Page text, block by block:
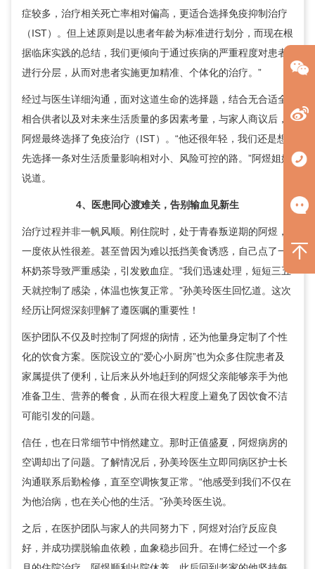
症较多，治疗相关死亡率相对偏高，更适合选择免疫抑制治疗
（IST）。但上述原则是以患者年龄为标准进行划分，而现在根
据临床实践的总结，我们更倾向于通过疾病的严重程度对患者
进行分层，从而对患者实施更加精准、个体化的治疗。”
经过与医生详细沟通，面对这道生命的选择题，结合无合适全
相合供者以及对未来生活质量的多因素考量，与家人商议后，
阿煜最终选择了免疫治疗（IST）。“他还很年轻，我们还是想
先选择一条对生活质量影响相对小、风险可控的路。”阿煜姐姐
说道。
4、医患同心渡难关，告别输血见新生
治疗过程并非一帆风顺。刚住院时，处于青春叛逆期的阿煜，
一度依从性很差。甚至曾因为难以抵挡美食诱惑，自己点了一
杯奶茶导致严重感染，引发败血症。“我们迅速处理，短短三五
天就控制了感染，体温也恢复正常。”孙美玲医生回忆道。这次
经历让阿煜深刻理解了遵医嘱的重要性！
医护团队不仅及时控制了阿煜的病情，还为他量身定制了个性
化的饮食方案。医院设立的“爱心小厨房”也为众多住院患者及
家属提供了便利，让后来从外地赶到的阿煜父亲能够亲手为他
准备卫生、营养的餐食，从而在很大程度上避免了因饮食不洁
可能引发的问题。
信任，也在日常细节中悄然建立。那时正值盛夏，阿煜病房的
空调却出了问题。了解情况后，孙美玲医生立即同病区护士长
沟通联系后勤检修，直至空调恢复正常。“他感受到我们不仅在
为他治病，也在关心他的生活。”孙美玲医生说。
之后，在医护团队与家人的共同努力下，阿煜对治疗反应良
好，并成功摆脱输血依赖，血象稳步回升。在博仁经过一个多